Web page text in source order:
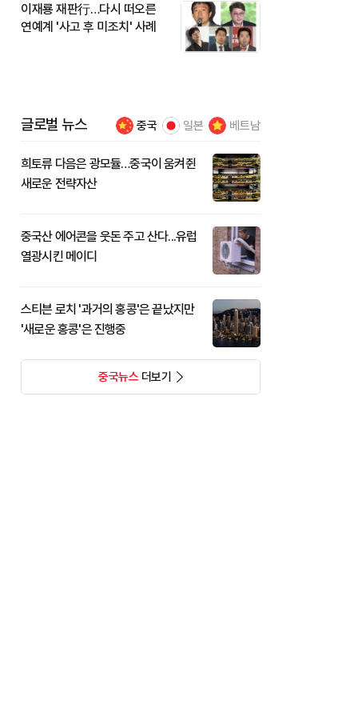
이재룡 재판行…다시 떠오른
연예계 '사고 후 미조치' 사례
글로벌 뉴스 중국 일본 베트남
희토류 다음은 광모듈…중국이 움켜쥔
새로운 전략자산
중국산 에어콘을 웃돈 주고 산다...유럽
열광시킨 메이디
스티븐 로치 '과거의 홍콩'은 끝났지만
'새로운 홍콩'은 진행중
중국뉴스더보기